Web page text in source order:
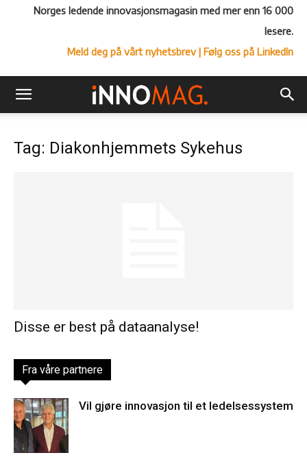
Norges ledende innovasjonsmagasin med mer enn 16 000
lesere.
Meld deg på vårt nyhetsbrev| Følg oss på LinkedIn
Tag: Diakonhjemmets Sykehus
Disse er best på dataanalyse!
Fra våre partnere
Vil gjøre innovasjon til et ledelsessystem